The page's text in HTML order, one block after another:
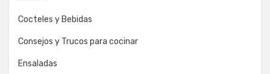
Cocteles y Bebidas
Consejos y Trucos para cocinar
Ensaladas